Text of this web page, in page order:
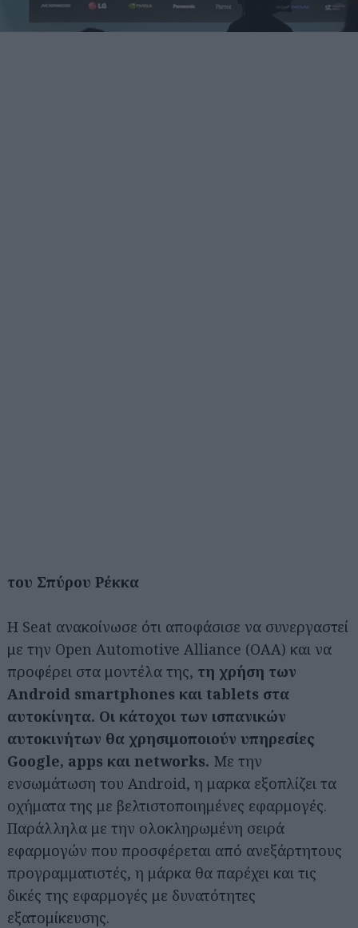
του Σπύρου Ρέκκα
Η Seat ανακοίνωσε ότι αποφάσισε να συνεργαστεί
με την Open Automotive Alliance (ΟΑΑ) και να
προφέρει στα μοντέλα της, τη χρήση των
Android smartphones και tablets στα
αυτοκίνητα. Οι κάτοχοι των ισπανικών
αυτοκινήτων θα χρησιμοποιούν υπηρεσίες
Google, apps και networks. Με την
ενσωμάτωση του Android, η μαρκα εξοπλίζει τα
οχήματα της με βελτιστοποιημένες εφαρμογές.
Παράλληλα με την ολοκληρωμένη σειρά
εφαρμογών που προσφέρεται από ανεξάρτητους
προγραμματιστές, η μάρκα θα παρέχει και τις
δικές της εφαρμογές με δυνατότητες
εξατομίκευσης.